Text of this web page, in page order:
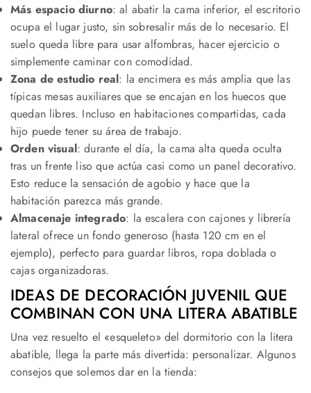
Más espacio diurno: al abatir la cama inferior, el escritorio
ocupa el lugar justo, sin sobresalir más de lo necesario. El
suelo queda libre para usar alfombras, hacer ejercicio o
simplemente caminar con comodidad.
Zona de estudio real: la encimera es más amplia que las
típicas mesas auxiliares que se encajan en los huecos que
quedan libres. Incluso en habitaciones compartidas, cada
hijo puede tener su área de trabajo.
Orden visual: durante el día, la cama alta queda oculta
tras un frente liso que actúa casi como un panel decorativo.
Esto reduce la sensación de agobio y hace que la
habitación parezca más grande.
Almacenaje integrado: la escalera con cajones y librería
lateral ofrece un fondo generoso (hasta 120 cm en el
ejemplo), perfecto para guardar libros, ropa doblada o
cajas organizadoras.
IDEAS DE DECORACIÓN JUVENIL QUE
COMBINAN CON UNA LITERA ABATIBLE
Una vez resuelto el «esqueleto» del dormitorio con la litera
abatible, llega la parte más divertida: personalizar. Algunos
consejos que solemos dar en la tienda: